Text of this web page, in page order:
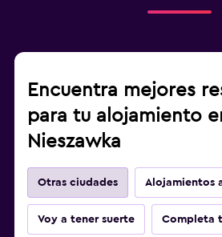
Encuentra mejores
para tu alojamiento
Nieszawka
Otras ciudades Alojamientos
Voy a tener suerte Completa